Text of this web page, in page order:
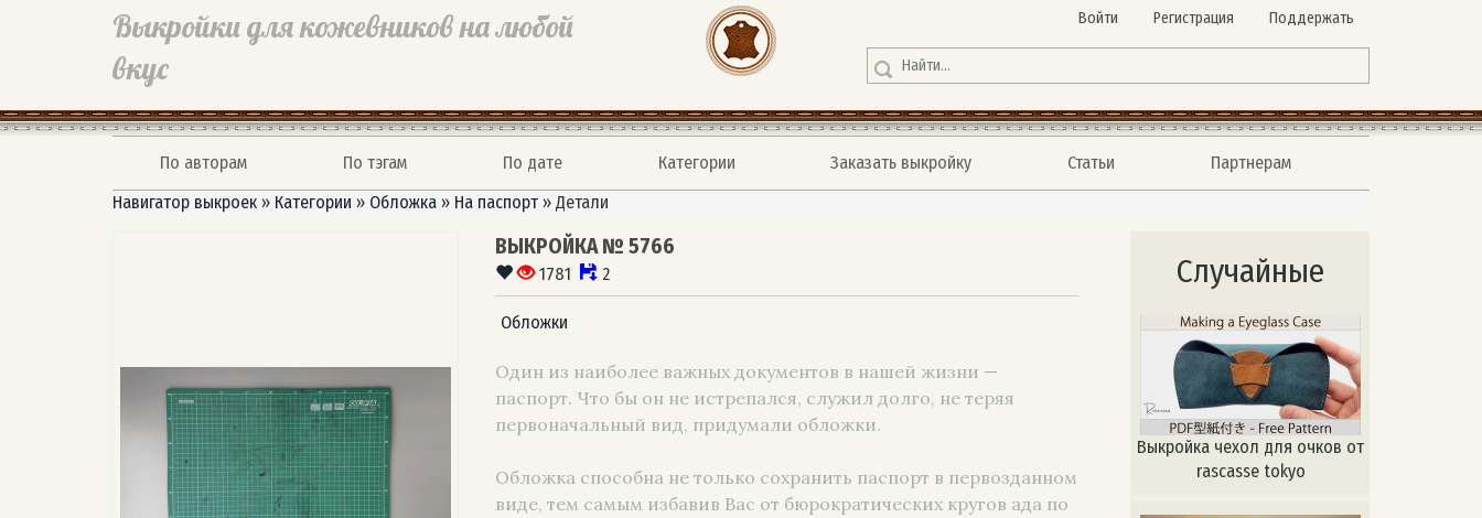
Выкройки для кожевников на любой
вкус
Войти Регистрация Поддержать
По авторам По тэгам По дате Категории Заказать выкройку Статьи
Партнерам
Навигатор выкроек » Категории » Обложка » На паспорт » Детали
ВЫКРОЙКА № 5766
1781 2
Обложки
Один из наиболее важных документов в нашей жизни —
паспорт. Что бы он не истрепался, служил долго, не теряя
первоначальный вид, придумали обложки.
Обложка способна не только сохранить паспорт в первозданном
виде, тем самым избавив Вас от бюрократических кругов ада по
Случайные
Выкройка чехол для очков от
rascasse tokyo